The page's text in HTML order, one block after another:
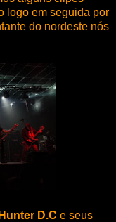
logo em seguida por
do nordeste nós
D.C e seus